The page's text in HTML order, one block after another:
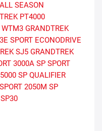
SEASON
PT4000
WTM3 GRANDTREK
SPORT ECONODRIVE
SJ5 GRANDTREK
3000A SP SPORT
SP QUALIFIER
2050M SP
SP30